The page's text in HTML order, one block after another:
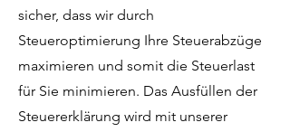
sicher, dass wir durch
Steueroptimierung Ihre Steuerabzüge
maximieren und somit die Steuerlast
für Sie minimieren. Das Ausfüllen der
Steuererklärung wird mit unserer